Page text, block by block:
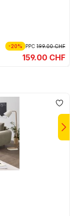
-20% PPC199.00 CHF
159.00 CHF